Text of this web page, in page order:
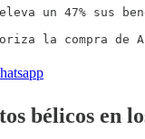
eleva un 47% sus
la compra
bélicos en